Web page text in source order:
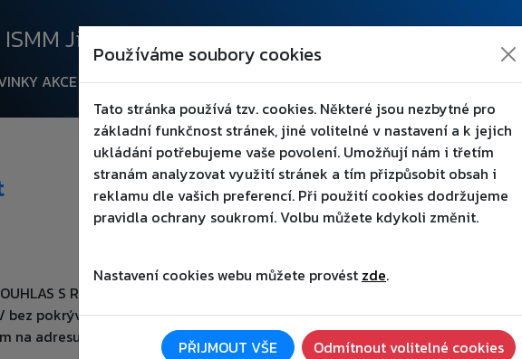
Jistebník, z.s.
AKCEKLUBTÝMYAREÁLFANOUŠCIPARTNEŘI
S REGISTRACÍ (ten slouží jako souhlas s registrací do klubu a
pokrývky hlavy a nejlépe na jednobarevném pozadí). Pokud by se Vám
adresu: info@tjjistebnik.cz (k fotce prosím nezapomeňte napsat jméno
Používáme soubory cookies
Tato stránka používá tzv. cookies. Některé jsou nezbytné pro
základní funkčnost stránek, jiné volitelné v nastavení a k jejich
ukládání potřebujeme vaše povolení. Umožňují nám i třetím
stranám analyzovat využití stránek a tím přizpůsobit obsah i
reklamu dle vašich preferencí. Při použití cookies dodržujeme
pravidla ochrany soukromí. Volbu můžete kdykoli změnit.
Nastavení cookies webu můžete provést zde.
PŘIJMOUT VŠE Odmítnout volitelné cookies